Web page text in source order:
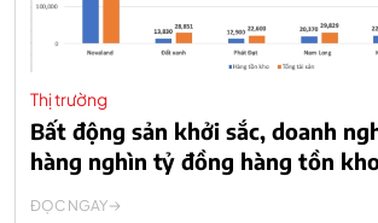
Thị trường
Bất động sản khởi sắc, doanh
hàng nghìn tỷ đồng hàng tồn
ĐỌC NGAY